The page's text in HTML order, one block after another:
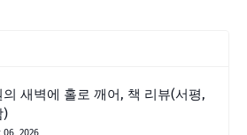
의 새벽에 홀로 깨어, 책 리뷰(서평,
)
06, 2026